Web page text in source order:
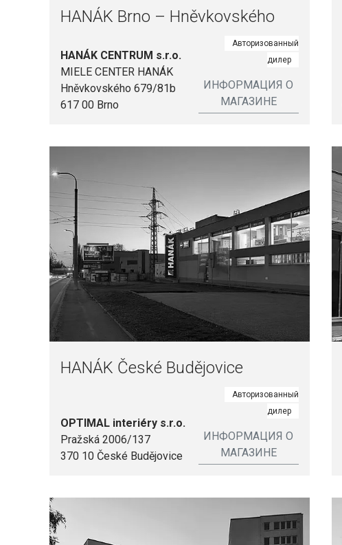
HANÁK Brno – Hněvkovského
HANÁK CENTRUM s.r.o.
MIELE CENTER HANÁK
Hněvkovského 679/81b
617 00 Brno
Авторизованный
дилер
ИНФОРМАЦИЯ О
МАГАЗИНЕ
HANÁK České Budějovice
OPTIMAL interiéry s.r.o.
Pražská 2006/137
370 10 České Budějovice
Авторизованный
дилер
ИНФОРМАЦИЯ О
МАГАЗИНЕ